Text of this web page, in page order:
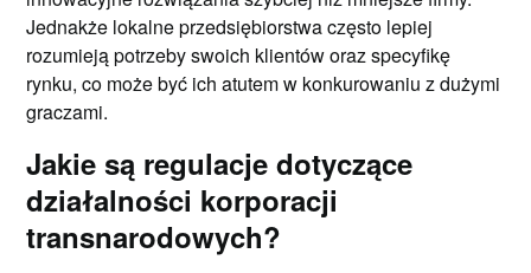
Jednakże lokalne przedsiębiorstwa często lepiej
rozumieją potrzeby swoich klientów oraz specyfikę
rynku, co może być ich atutem w konkurowaniu z dużymi
graczami.
Jakie są regulacje dotyczące
działalności korporacji
transnarodowych?